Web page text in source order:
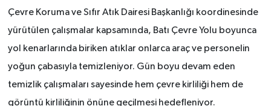
Çevre Koruma ve Sıfır Atık Dairesi Başkanlığı koordinesinde
yürütülen çalışmalar kapsamında, Batı Çevre Yolu boyunca
yol kenarlarında biriken atıklar onlarca araç ve personelin
yoğun çabasıyla temizleniyor. Gün boyu devam eden
temizlik çalışmaları sayesinde hem çevre kirliliği hem de
görüntü kirliliğinin önüne geçilmesi hedefleniyor.